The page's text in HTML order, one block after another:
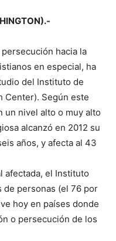
hacia la
en especial, ha
del Instituto de
Center). Según este
un nivel alto o muy alto
alcanzó en 2012 su
años, y afecta al 43
afectada, el Instituto
personas (el 76 por
hoy en países donde
o persecución de los